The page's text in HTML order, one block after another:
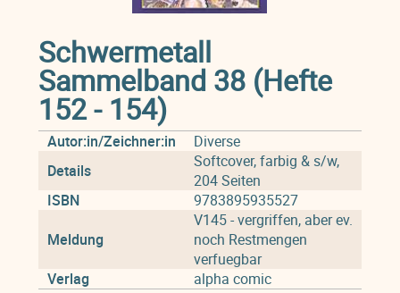
Schwermetall
Sammelband 38 (Hefte
152 - 154)
Autor:in/Zeichner:in
Diverse
Details
Softcover, farbig & s/w,
204 Seiten
ISBN
9783895935527
Meldung
V145 - vergriffen, aber ev.
noch Restmengen
verfuegbar
Verlag
alpha comic